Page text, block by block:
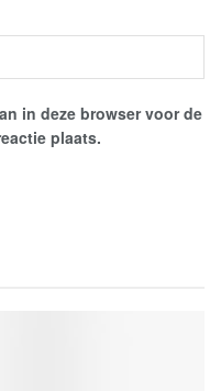
in deze browser voor de
plaats.